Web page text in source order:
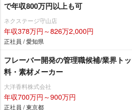
で年収800万円以上も可
ネクステージ守山店
年収378万円～826万2,000円
正社員 / 愛知県
フレーバー開発の管理職候補/業界ト
料・素材メーカー
大洋香料株式会社
年収700万円～900万円
正社員 / 東京都